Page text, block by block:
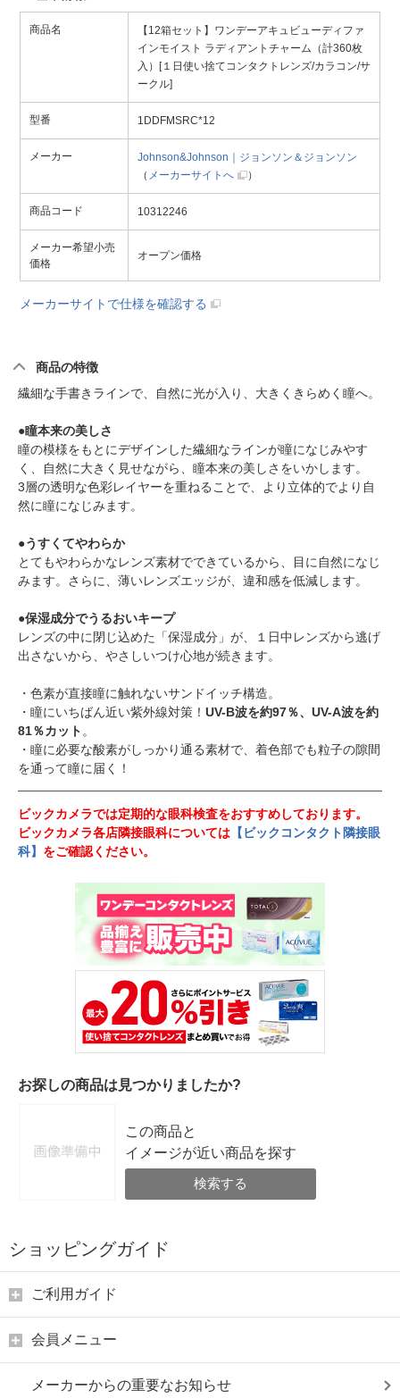
商品名
【12箱セット】ワンデーアキュビューディファ
インモイスト ラディアントチャーム（計360枚
入）[１日使い捨てコンタクトレンズ/カラコン/サ
ークル]
型番 1DDFMSRC*12
メーカー
Johnson&Johnson｜ジョンソン＆ジョンソン
（ メーカーサイトへ ）
商品コード 10312246
メーカー希望小売
価格
オープン価格
メーカーサイトで仕様を確認する
商品の特徴
繊細な手書きラインで、自然に光が入り、大きくきらめく瞳へ。
●瞳本来の美しさ
瞳の模様をもとにデザインした繊細なラインが瞳になじみやす
く、自然に大きく見せながら、瞳本来の美しさをいかします。
3層の透明な色彩レイヤーを重ねることで、より立体的でより自
然に瞳になじみます。
●うすくてやわらか
とてもやわらかなレンズ素材でできているから、目に自然になじ
みます。さらに、薄いレンズエッジが、違和感を低減します。
●保湿成分でうるおいキープ
レンズの中に閉じ込めた「保湿成分」が、１日中レンズから逃げ
出さないから、やさしいつけ心地が続きます。
・色素が直接瞳に触れないサンドイッチ構造。
・瞳にいちばん近い紫外線対策！ UV-B波を約97％、UV-A波を約
81％カット 。
・瞳に必要な酸素がしっかり通る素材で、着色部でも粒子の隙間
を通って瞳に届く！
ビックカメラでは定期的な眼科検査をおすすめしております。
ビックカメラ各店隣接眼科については 【ビックコンタクト隣接眼
科】 をご確認ください。
お探しの商品は見つかりましたか?
この商品と
イメージが近い商品を探す
検索する
ショッピングガイド
ご利用ガイド
会員メニュー
メーカーからの重要なお知らせ